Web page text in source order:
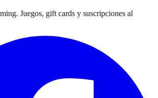
Juegos, gift cards y suscripciones al